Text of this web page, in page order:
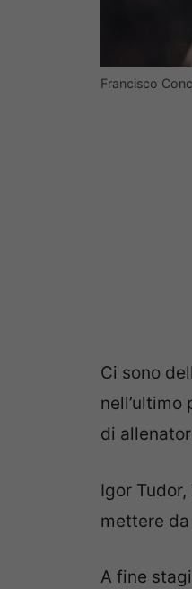
Francisco
Ci sono
di
Igor
mettere
A fine